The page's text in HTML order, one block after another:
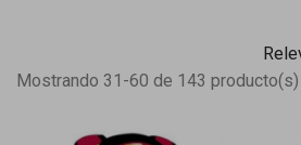
Mostrando 31-60 de 143 producto(s)